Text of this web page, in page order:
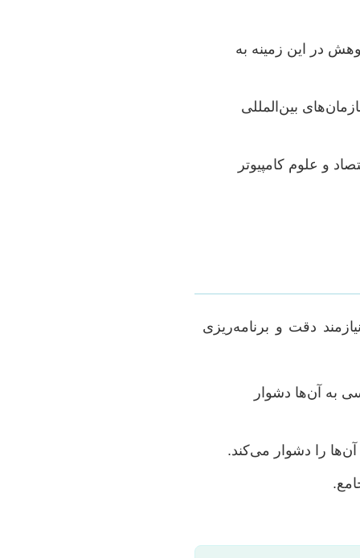
در این زمینه به
بین‌المللی
و علوم کامپیوتر
دقت و برنامه‌ریزی
به آن‌ها دشوار
را دشوار می‌کند.